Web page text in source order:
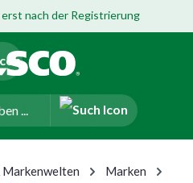
springen
nach der Registrierung
Markenwelten
Marken